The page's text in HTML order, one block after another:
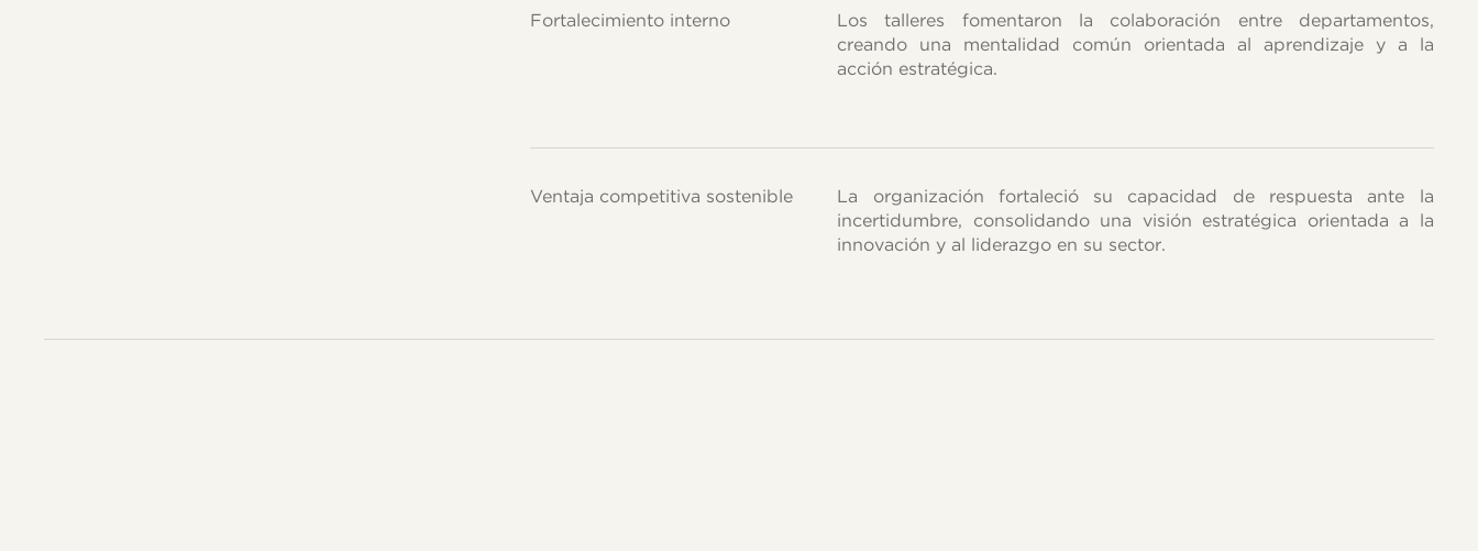
Fortalecimiento interno
Los talleres fomentaron la colaboración entre departamentos,
creando una mentalidad común orientada al aprendizaje y a la
acción estratégica.
Ventaja competitiva sostenible
La organización fortaleció su capacidad de respuesta ante la
incertidumbre, consolidando una visión estratégica orientada a la
innovación y al liderazgo en su sector.